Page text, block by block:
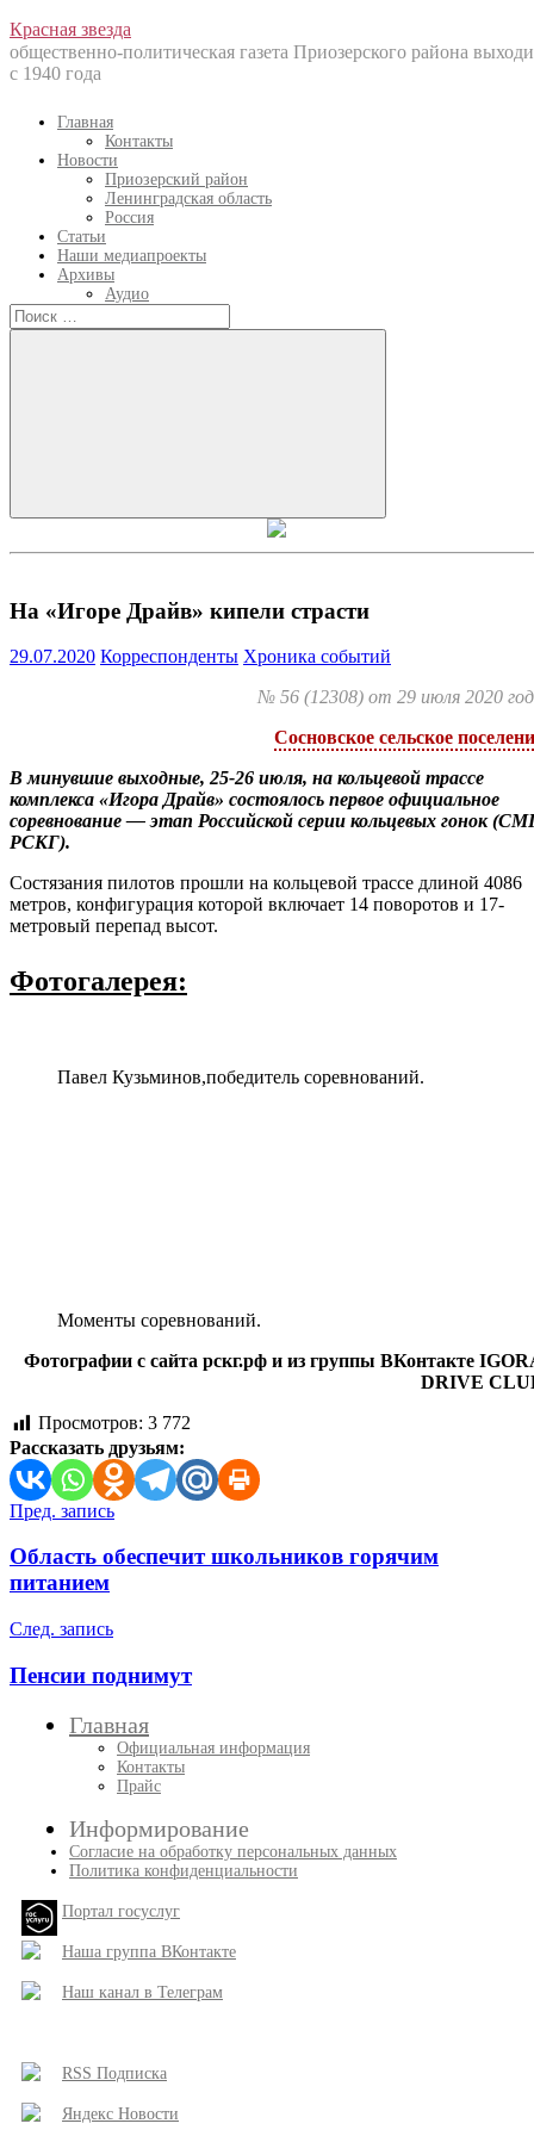
Перейти
к
содержанию
Красная звезда
общественно-политическая газета Приозерского района
с 1940 года
Главная
Контакты
Новости
Приозерский район
Ленинградская область
Россия
Статьи
Наши медиапроекты
Архивы
Аудио
Искать:
Искать
На «Игоре Драйв» кипели страсти
29.07.2020 Корреспонденты Хроника событий
№ 56 (12308) от 29 июля 2020
Сосновское сельское
В минувшие выходные, 25-26 июля, на кольцевой трассе
комплекса «Игора Драйв» состоялось первое официальное
соревнование — этап Российской серии кольцевых гонок
РСКГ).
Состязания пилотов прошли на кольцевой трассе длиной 4086
метров, конфигурация которой включает 14 поворотов и 17-
метровый перепад высот.
Фотогалерея:
Павел Кузьминов,победитель соревнований.
Моменты соревнований.
Фотографии с сайта рскг.рф и из группы ВКонтакте
DRIVE
Просмотров: 3 772
Рассказать друзьям:
Навигация
по
записям
Пред. запись
Область обеспечит школьников горячим
питанием
След. запись
Пенсии поднимут
Главная
Официальная информация
Контакты
Прайс
Информирование
Согласие на обработку персональных данных
Политика конфиденциальности
Портал госуслуг
Наша группа ВКонтакте
Наш канал в Телеграм
RSS Подписка
Яндекс Новости